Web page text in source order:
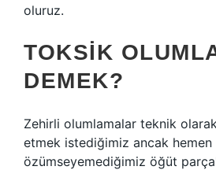
oluruz.
TOKSIK
DEMEK?
Zehirli olumlamalar teknik
etmek istediğimiz ancak hemen
özümseyemediğimiz öğüt